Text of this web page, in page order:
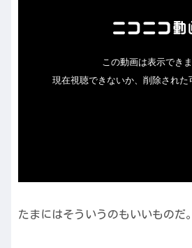
たまにはそういうのもいいものだ。